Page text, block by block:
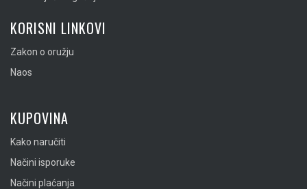
KORISNI LINKOVI
Zakon o oružju
Naos
KUPOVINA
Kako naručiti
Načini isporuke
Načini plaćanja